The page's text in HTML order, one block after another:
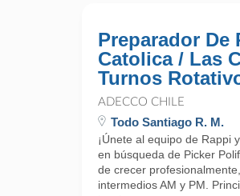
Preparador De
Catolica / Las
Turnos
ADECCO CHILE
Todo Santiago R. M.
¡Únete al equipo de Rappi
en búsqueda de Picker
de crecer
intermedios AM y PM.